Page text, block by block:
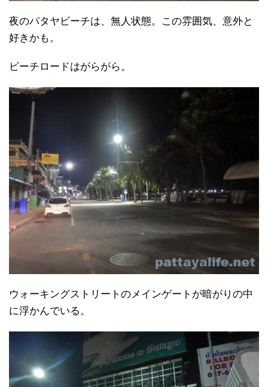
夜のパタヤビーチは、無人状態。この雰囲気、意外と
好きかも。
ビーチロードはがらがら。
ウォーキングストリートのメインゲートが暗がりの中
に浮かんでいる。